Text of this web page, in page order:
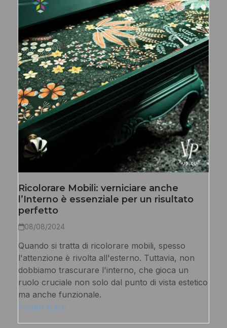
Ricolorare Mobili: verniciare anche
l’Interno è essenziale per un risultato
perfetto
08/08/2024
Quando si tratta di ricolorare mobili, spesso
l'attenzione è rivolta all'esterno. Tuttavia, non
dobbiamo trascurare l'interno, che gioca un
ruolo cruciale non solo dal punto di vista estetico
ma anche funzionale.
Scopri di più